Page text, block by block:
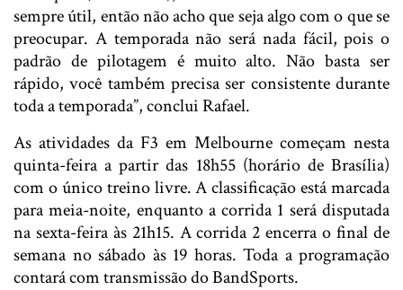
sempre útil, então não acho que seja algo com o que se
preocupar. A temporada não será nada fácil, pois o
padrão de pilotagem é muito alto. Não basta ser
rápido, você também precisa ser consistente durante
toda a temporada”, conclui Rafael.
As atividades da F3 em Melbourne começam nesta
quinta-feira a partir das 18h55 (horário de Brasília)
com o único treino livre. A classificação está marcada
para meia-noite, enquanto a corrida 1 será disputada
na sexta-feira às 21h15. A corrida 2 encerra o final de
semana no sábado às 19 horas. Toda a programação
contará com transmissão do BandSports.